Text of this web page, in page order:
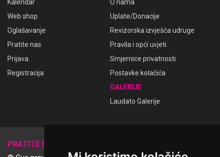
Kalendar
Web shop
Oglašavanje
Pratite nas
Prijava
Registracija
O nama
Uplate/Donacije
Revizorska izvješća udruge
Pravila i opći uvjeti
Smjernice privatnosti
Postavke kolačića
GALERIJE
Laudato Galerije
PRATITE NAS